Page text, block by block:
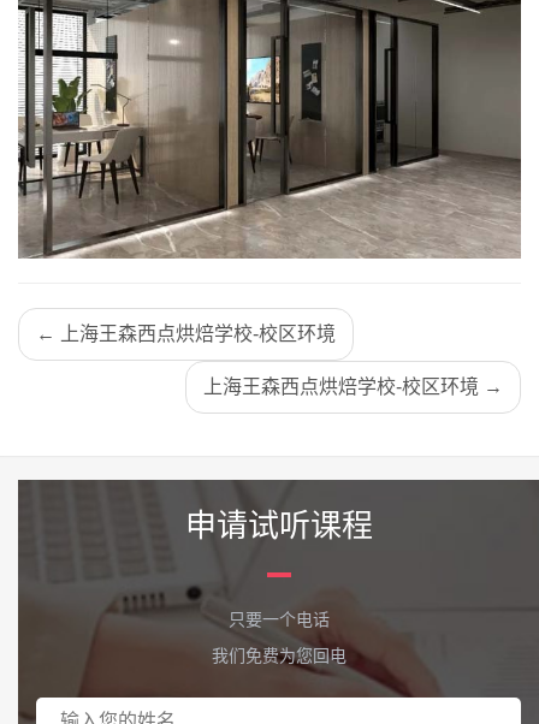
← 上海王森西点烘焙学校-校区环境
上海王森西点烘焙学校-校区环境 →
申请试听课程
只要一个电话
我们免费为您回电